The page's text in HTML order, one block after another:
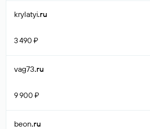
krylatyi.ru
3 490 ₽
vag73.ru
9 900 ₽
beon.ru